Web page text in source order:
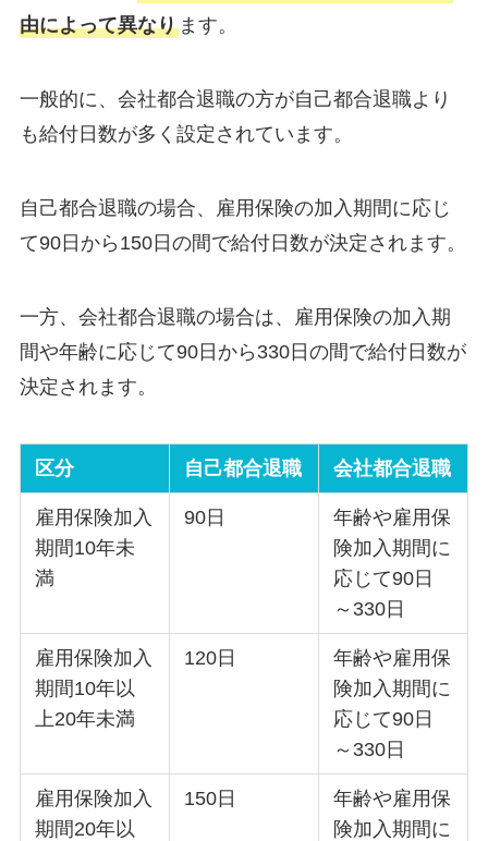
由によって異なります。
一般的に、会社都合退職の方が自己都合退職より
も給付日数が多く設定されています。
自己都合退職の場合、雇用保険の加入期間に応じ
て90日から150日の間で給付日数が決定されます。
一方、会社都合退職の場合は、雇用保険の加入期
間や年齢に応じて90日から330日の間で給付日数が
決定されます。
区分 自己都合退職 会社都合退職
雇用保険加入
期間10年未
満
90日
年齢や雇用保
険加入期間に
応じて90日
～330日
雇用保険加入
期間10年以
上20年未満
120日
年齢や雇用保
険加入期間に
応じて90日
～330日
雇用保険加入
期間20年以
150日
年齢や雇用保
険加入期間に